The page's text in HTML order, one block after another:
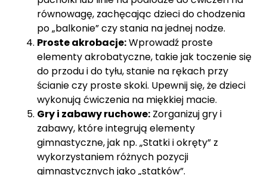
równowagę, zachęcając dzieci do chodzenia
po „balkonie” czy stania na jednej nodze.
Proste akrobacje:Wprowadź proste
elementy akrobatyczne, takie jak toczenie się
do przodu i do tyłu, stanie na rękach przy
ścianie czy proste skoki. Upewnij się, że dzieci
wykonują ćwiczenia na miękkiej macie.
Gry i zabawy ruchowe: Zorganizuj gry i
zabawy, które integrują elementy
gimnastyczne, jak np. „Statki i okręty” z
wykorzystaniem różnych pozycji
gimnastycznych jako „statków”.